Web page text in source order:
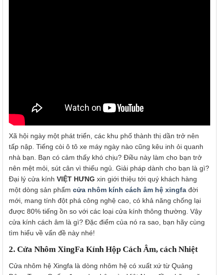
Xã hội ngày một phát triển, các khu phố thành thị dần trở nên
tấp nập. Tiếng còi ô tô xe máy ngày nào cũng kêu inh ỏi quanh
nhà bạn. Bạn có cảm thấy khó chịu? Điều này làm cho bạn trở
nên mệt mỏi, sút cân vì thiếu ngủ. Giải pháp dành cho bạn là gì?
Đại lý cửa kính VIỆT HƯNG xin giới thiệu tới quý khách hàng
một dòng sản phẩm cửa nhôm kính cách âm hệ xingfa đời
mới, mang tính đột phá công nghệ cao, có khả năng chống lại
được 80% tiếng ồn so với các loại cửa kính thông thường. Vậy
cửa kính cách âm là gì? Đặc điểm của nó ra sao, bạn hãy cùng
tìm hiểu về vấn đề này nhé!
2. Cửa Nhôm XingFa Kính Hộp Cách Âm, cách Nhiệt
Cửa nhôm hệ Xingfa là dòng nhôm hệ có xuất xứ từ Quảng